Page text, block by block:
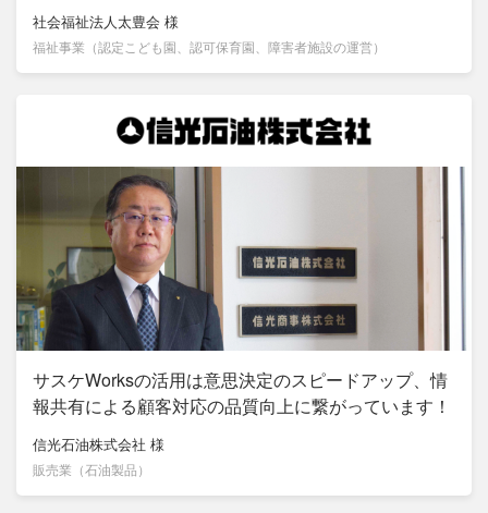
社会福祉法人太豊会 様
福祉事業（認定こども園、認可保育園、障害者施設の運営）
サスケWorksの活用は意思決定のスピードアップ、情
報共有による顧客対応の品質向上に繋がっています！
信光石油株式会社 様
販売業（石油製品）